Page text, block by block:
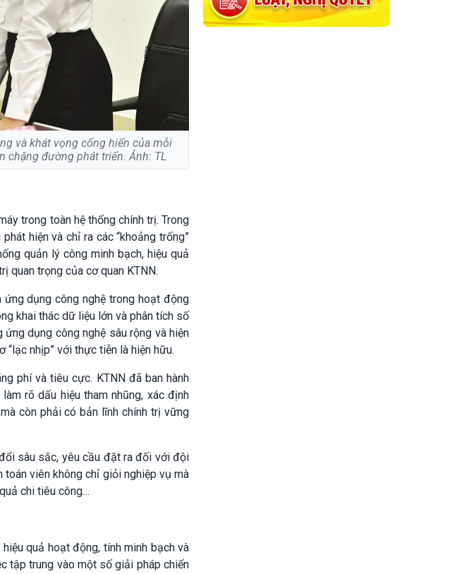
và khát vọng cống hiến của mỗi
chặng đường phát triển. Ảnh: TL
trong toàn hệ thống chính trị. Trong
hiện và chỉ ra các “khoảng trống”
quản lý công minh bạch, hiệu quả
quan trọng của cơ quan KTNN.
dụng công nghệ trong hoạt động
khai thác dữ liệu lớn và phân tích số
dụng công nghệ sâu rộng và hiện
nhịp” với thực tiễn là hiện hữu.
phí và tiêu cực. KTNN đã ban hành
rõ dấu hiệu tham nhũng, xác định
còn phải có bản lĩnh chính trị vững
sâu sắc, yêu cầu đặt ra đối với đội
viên không chỉ giỏi nghiệp vụ mà
chi tiêu công…
quả hoạt động, tính minh bạch và
tập trung vào một số giải pháp chiến